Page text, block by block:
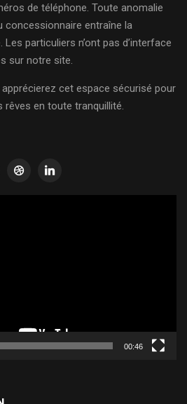
de téléphone. Toute anomalie
entraîne la
particuliers n’ont pas d’interface
sur notre site.
cet espace sécurisé pour
en toute tranquillité.
00:46